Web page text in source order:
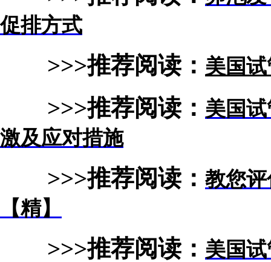
促排方式
>>>推荐阅读： 美国
>>>推荐阅读： 美国
激及应对措施
>>>推荐阅读： 教您
【精】
>>>推荐阅读： 美国